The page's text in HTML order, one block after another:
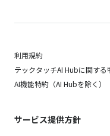
利用規約
テックタッチAI Hubに関する
AI機能特約（AI Hubを除く）
サービス提供方針